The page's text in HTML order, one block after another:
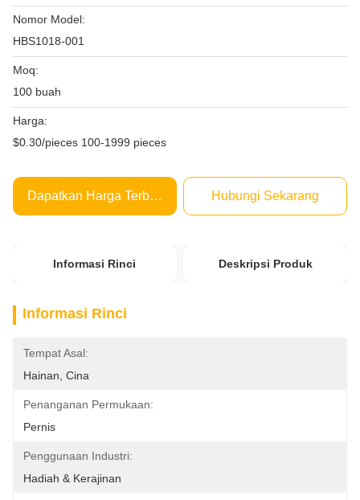
Nomor Model:
HBS1018-001
Moq:
100 buah
Harga:
$0.30/pieces 100-1999 pieces
Dapatkan Harga Terbaik Hubungi Sekarang
Informasi Rinci Deskripsi Produk
Informasi Rinci
Tempat Asal:
Hainan, Cina
Penanganan Permukaan:
Pernis
Penggunaan Industri:
Hadiah & Kerajinan